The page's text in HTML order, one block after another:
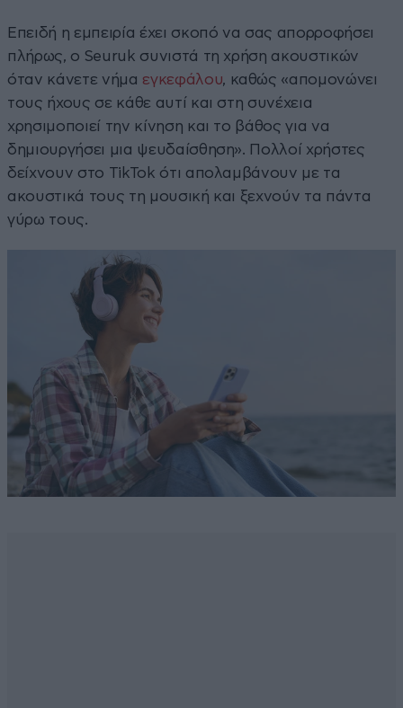
Επειδή η εμπειρία έχει σκοπό να σας απορροφήσει
πλήρως, ο Seuruk συνιστά τη χρήση ακουστικών
όταν κάνετε νήμα εγκεφάλου, καθώς «απομονώνει
τους ήχους σε κάθε αυτί και στη συνέχεια
χρησιμοποιεί την κίνηση και το βάθος για να
δημιουργήσει μια ψευδαίσθηση». Πολλοί χρήστες
δείχνουν στο TikTok ότι απολαμβάνουν με τα
ακουστικά τους τη μουσική και ξεχνούν τα πάντα
γύρω τους.